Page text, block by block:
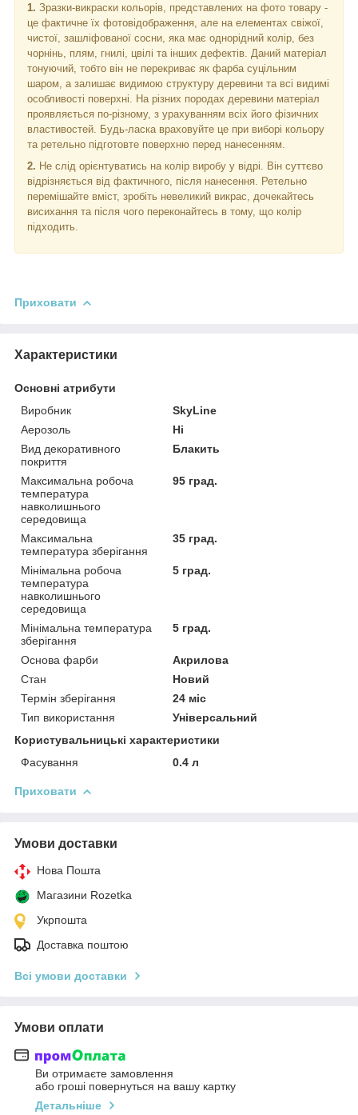
1. Зразки-викраски кольорів, представлених на фото товару -
це фактичне їх фотовідображення, але на елементах свіжої,
чистої, зашліфованої сосни, яка має однорідний колір, без
чорнінь, плям, гнилі, цвілі та інших дефектів. Даний матеріал
тонуючий, тобто він не перекриває як фарба суцільним
шаром, а залишає видимою структуру деревини та всі видимі
особливості поверхні. На різних породах деревини матеріал
проявляється по-різному, з урахуванням всіх його фізичних
властивостей. Будь-ласка враховуйте це при виборі кольору
та ретельно підготовте поверхню перед нанесенням.
2. Не слід орієнтуватись на колір виробу у відрі. Він суттєво
відрізняється від фактичного, після нанесення. Ретельно
перемішайте вміст, зробіть невеликий викрас, дочекайтесь
висихання та після чого переконайтесь в тому, що колір
підходить.
Приховати
Характеристики
Основні атрибути
Виробник
SkyLine
Аерозоль
Ні
Вид декоративного
покриття
Блакить
Максимальна робоча
температура
навколишнього
середовища
95 град.
Максимальна
температура зберігання
35 град.
Мінімальна робоча
температура
навколишнього
середовища
5 град.
Мінімальна температура
зберігання
5 град.
Основа фарби
Акрилова
Стан
Новий
Термін зберігання
24 міс
Тип використання
Універсальний
Користувальницькі характеристики
Фасування
0.4 л
Приховати
Умови доставки
Нова Пошта
Магазини Rozetka
Укрпошта
Доставка поштою
Всі умови доставки
Умови оплати
Ви отримаєте замовлення
або гроші повернуться на вашу картку
Детальніше